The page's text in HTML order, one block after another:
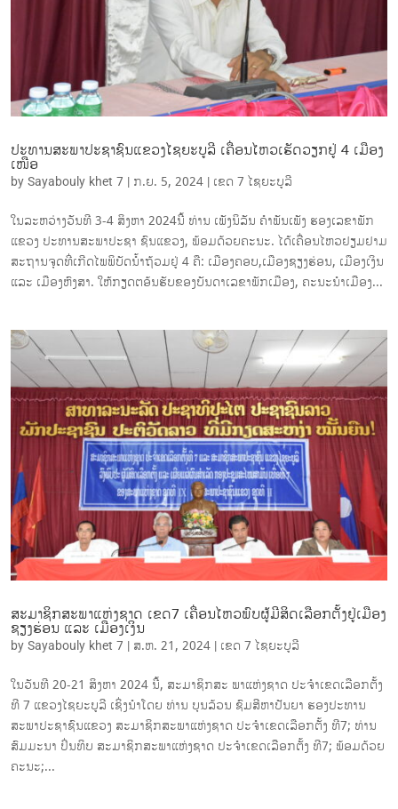
ປະທານສະພາປະຊາຊົນແຂວງໄຊຍະບູລີ ເຄື່ອນໄຫວເຮັດວຽກຢູ່ 4 ເມືອງ
ເໜືອ
by Sayabouly khet 7 | ກ.ຍ. 5, 2024 | ເຂດ 7 ໄຊ​ຍະບູລີ
ໃນລະຫວ່າງວັນທີ 3-4 ສິງຫາ 2024ນີ້ ທ່ານ ເພັງນິລັນ ຄໍາພັນເພັງ ຮອງເລຂາພັກ
ແຂວງ ປະທານສະພາປະຊາ ຊົນແຂວງ, ພ້ອມດ້ວຍຄະນະ. ໄດ້ເຄື່ອນໄຫວຢຽມຢາມ
ສະຖານຈຸດທີ່ເກີດໄພພິບັດນໍ້າຖ້ວມຢູ່ 4 ຄື: ເມືອງຄອບ,ເມືອງຊຽງຮ່ອນ, ເມືອງເງິນ
ແລະ ເມືອງຫົງສາ. ໃຫ້ກຽດຕອ້ນຮັບຂອງບັນດາເລຂາພັກເມືອງ, ຄະນະນໍາເມືອງ...
ສະມາຊິກສະພາແຫ່ງຊາດ ເຂດ7 ເຄື່ອນໄຫວພົບຜູ້ມີສິດເລືອກຕັ້ງຢູ່ເມືອງ
ຊຽງຮ່ອນ ແລະ ເມືອງເງິນ
by Sayabouly khet 7 | ສ.ຫ. 21, 2024 | ເຂດ 7 ໄຊ​ຍະບູລີ
ໃນວັນທີ 20-21 ສິງຫາ 2024 ນີ້, ສະມາຊິກສະ ພາແຫ່ງຊາດ ປະຈໍາເຂດເລືອກຕັ້ງ
ທີ 7 ແຂວງໄຊຍະບູລີ ເຊິ່ງນຳໂດຍ ທ່ານ ບຸນລ້ວນ ຊົມສີຫາປັນຍາ ຮອງປະທານ
ສະພາປະຊາຊົນແຂວງ ສະມາຊິກສະພາແຫ່ງຊາດ ປະຈໍາເຂດເລືອກຕັ້ງ ທີ7; ທ່ານ
ສົມມະນາ ປິ່ນທິບ ສະມາຊິກສະພາແຫ່ງຊາດ ປະຈຳເຂດເລືອກຕັ້ງ ທີ7; ພ້ອມດ້ວຍ
ຄະນະ;...